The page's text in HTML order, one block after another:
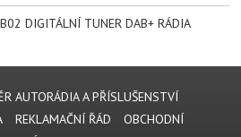
DIGITÁLNÍ TUNER DAB+ RÁDIA
AUTORÁDIA A PŘÍSLUŠENSTVÍ
REKLAMAČNÍ ŘÁD
OBCHODNÍ